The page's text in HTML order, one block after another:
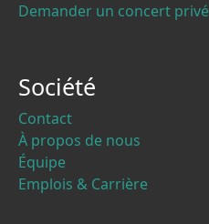
Demander un concert privé
Société
Contact
À propos de nous
Équipe
Emplois & Carrière